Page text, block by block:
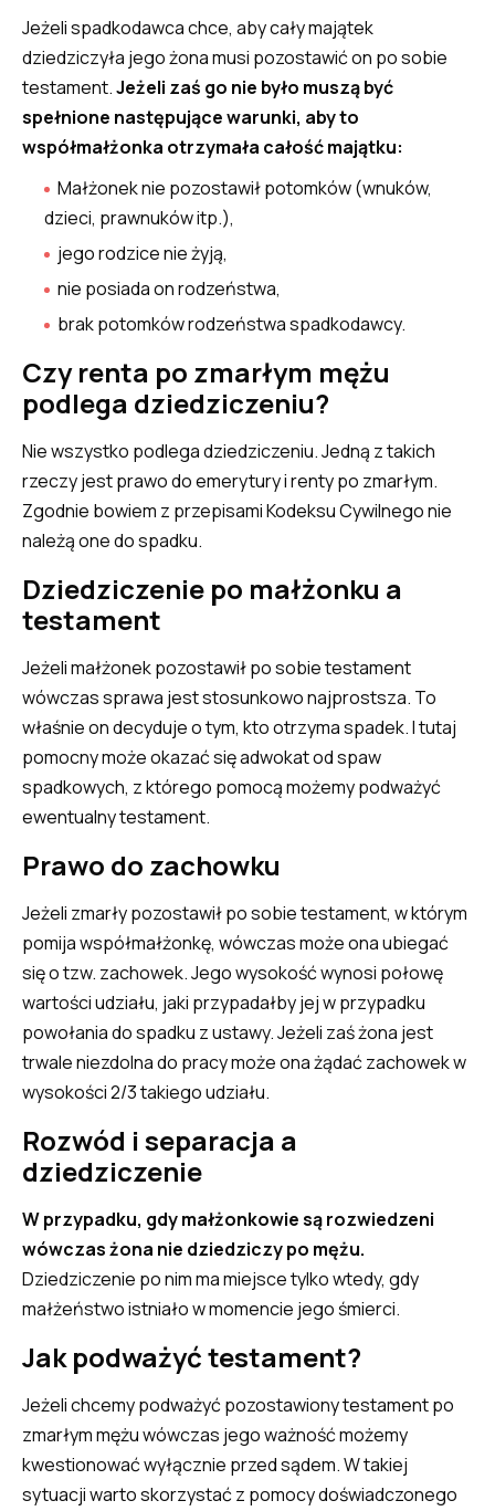
Jeżeli spadkodawca chce, aby cały majątek
dziedziczyła jego żona musi pozostawić on po sobie
testament.Jeżeli zaś go nie było muszą być
spełnione następujące warunki, aby to
współmałżonka otrzymała całość majątku:
Małżonek nie pozostawił potomków (wnuków,
dzieci, prawnuków itp.),
jego rodzice nie żyją,
nie posiada on rodzeństwa,
brak potomków rodzeństwa spadkodawcy.
Czy renta po zmarłym mężu
podlega dziedziczeniu?
Nie wszystko podlega dziedziczeniu. Jedną z takich
rzeczy jest prawo do emerytury i renty po zmarłym.
Zgodnie bowiem z przepisami Kodeksu Cywilnego nie
należą one do spadku.
Dziedziczenie po małżonku a
testament
Jeżeli małżonek pozostawił po sobie testament
wówczas sprawa jest stosunkowo najprostsza. To
właśnie on decyduje o tym, kto otrzyma spadek. I tutaj
pomocny może okazać się adwokat od spaw
spadkowych, z którego pomocą możemy podważyć
ewentualny testament.
Prawo do zachowku
Jeżeli zmarły pozostawił po sobie testament, w którym
pomija współmałżonkę, wówczas może ona ubiegać
się o tzw. zachowek. Jego wysokość wynosi połowę
wartości udziału, jaki przypadałby jej w przypadku
powołania do spadku z ustawy. Jeżeli zaś żona jest
trwale niezdolna do pracy może ona żądać zachowek w
wysokości 2/3 takiego udziału.
Rozwód i separacja a
dziedziczenie
W przypadku, gdy małżonkowie są rozwiedzeni
wówczas żona nie dziedziczy po mężu.
Dziedziczenie po nim ma miejsce tylko wtedy, gdy
małżeństwo istniało w momencie jego śmierci.
Jak podważyć testament?
Jeżeli chcemy podważyć pozostawiony testament po
zmarłym mężu wówczas jego ważność możemy
kwestionować wyłącznie przed sądem. W takiej
sytuacji warto skorzystać z pomocy doświadczonego